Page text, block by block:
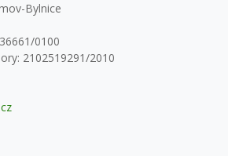
Bylnice
0100
2102519291/2010